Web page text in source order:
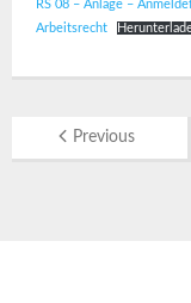
RS 08 – Anlage –
Arbeitsrecht
Previous